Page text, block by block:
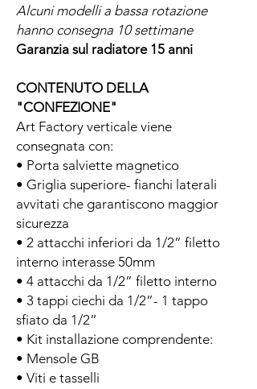
Alcuni modelli a bassa rotazione
hanno consegna 10 settimane
Garanzia sul radiatore 15 anni
CONTENUTO DELLA
"CONFEZIONE"
Art Factory verticale viene
consegnata con:
• Porta salviette magnetico
• Griglia superiore- fianchi laterali
avvitati che garantiscono maggior
sicurezza
• 2 attacchi inferiori da 1/2” filetto
interno interasse 50mm
• 4 attacchi da 1/2” filetto interno
• 3 tappi ciechi da 1/2”- 1 tappo
sfiato da 1/2”
• Kit installazione comprendente:
• Mensole GB
• Viti e tasselli